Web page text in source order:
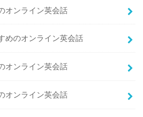
オンライン英会話
めのオンライン英会話
オンライン英会話
オンライン英会話